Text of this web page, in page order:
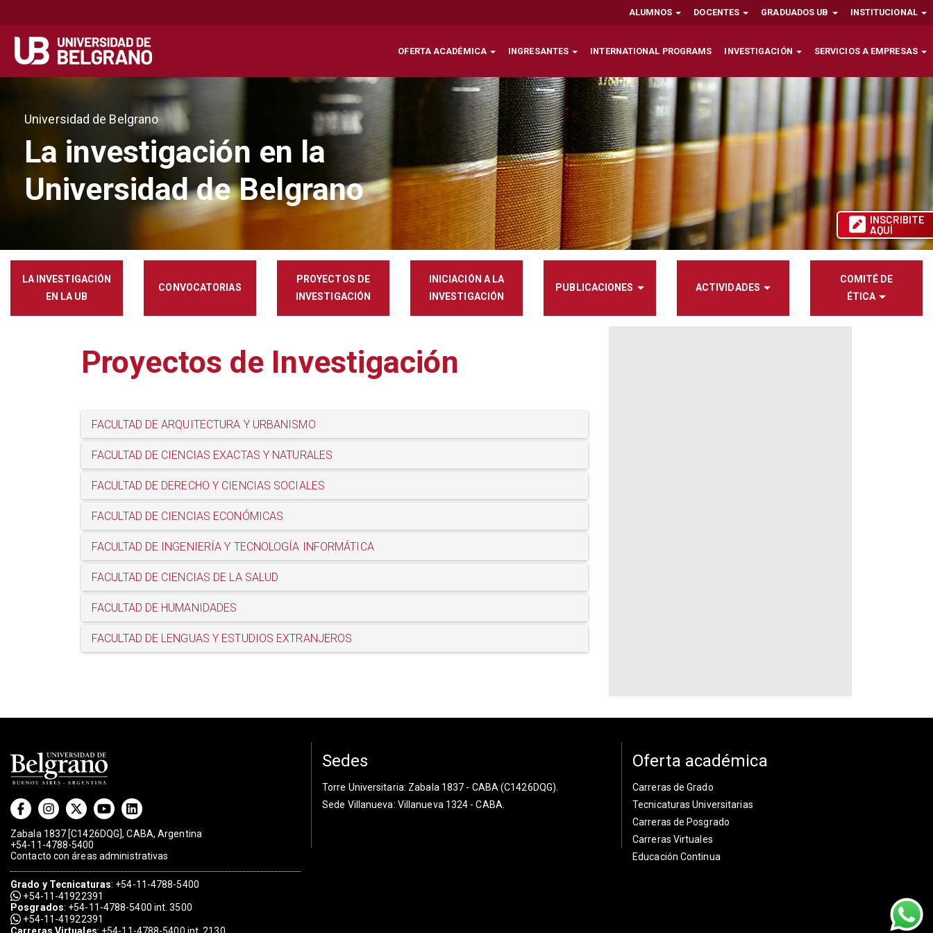
contenido
Secondary
navigation
ALUMNOS DOCENTES GRADUADOS UB INSTITUCIONAL
Navegación principal OFERTA ACADÉMICA INGRESANTES INTERNATIONAL PROGRAMS INVESTIGACIÓN SERVICIOS A EMPRESAS
Universidad de Belgrano
La investigación en la
Universidad de Belgrano
LA INVESTIGACIÓN
EN LA UB
CONVOCATORIAS
PROYECTOS DE
INVESTIGACIÓN
INICIACIÓN A LA
INVESTIGACIÓN
PUBLICACIONES ACTIVIDADES
COMITÉ DE
ÉTICA
Proyectos de Investigación
FACULTAD DE ARQUITECTURA Y URBANISMO
FACULTAD DE CIENCIAS EXACTAS Y NATURALES
FACULTAD DE DERECHO Y CIENCIAS SOCIALES
FACULTAD DE CIENCIAS ECONÓMICAS
FACULTAD DE INGENIERÍA Y TECNOLOGÍA INFORMÁTICA
FACULTAD DE CIENCIAS DE LA SALUD
FACULTAD DE HUMANIDADES
FACULTAD DE LENGUAS Y ESTUDIOS EXTRANJEROS
INSCRIBITE
AQUÍ
Zabala 1837 [C1426DQG], CABA, Argentina
+54-11-4788-5400
Contacto con áreas administrativas
Grado y Tecnicaturas: +54-11-4788-5400
+54-11-41922391
Posgrados: +54-11-4788-5400 int. 3500
+54-11-41922391
Carreras Virtuales: +54-11-4788-5400 int. 2130
Sedes
Torre Universitaria: Zabala 1837 - CABA (C1426DQG).
Sede Villanueva: Villanueva 1324 - CABA.
Oferta académica
Carreras de Grado
Tecnicaturas Universitarias
Carreras de Posgrado
Carreras Virtuales
Educación Continua